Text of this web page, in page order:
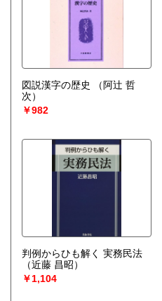
図説漢字の歴史
（阿辻 哲
次）
￥982
判例からひも解く 実務民法
（近藤 昌昭）
￥1,104